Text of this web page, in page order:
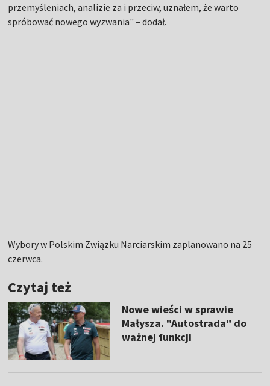
przemyśleniach, analizie za i przeciw, uznałem, że warto
spróbować nowego wyzwania" – dodał.
Wybory w Polskim Związku Narciarskim zaplanowano na 25
czerwca.
Czytaj też
Nowe wieści w sprawie
Małysza. "Autostrada" do
ważnej funkcji